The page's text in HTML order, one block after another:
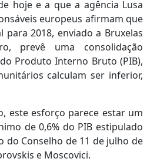
hoje e a que a agência Lusa
europeus afirmam que
para 2018, enviado a Bruxelas
prevê uma consolidação
Produto Interno Bruto (PIB),
calculam ser inferior,
este esforço parece estar um
de 0,6% do PIB estipulado
do Conselho de 11 de julho de
e Moscovici.